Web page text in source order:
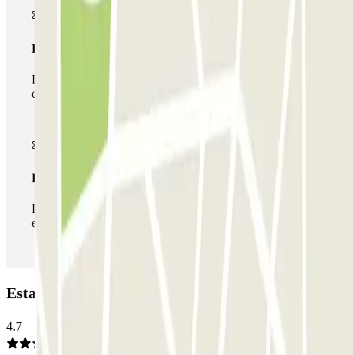
Passe multiestacionamento
Durante a sua estadia, pode utilizar toda a rede de parques
de estacionamento deste operador disponível em Parclick.
Passe ilimitado
Durante a sua estadia, pode entrar e sair do parque de
estacionamento as vezes que quiser.
Estacionamento BSM Badajoz: Opiniões
4.7